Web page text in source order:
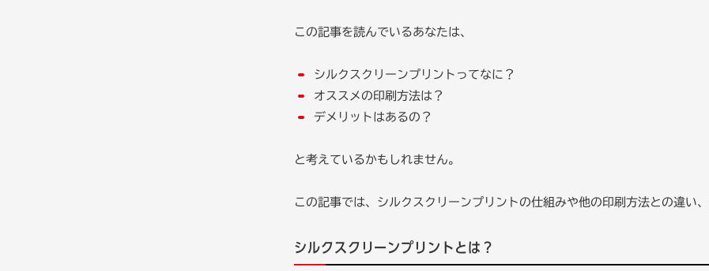
この記事を読んでいるあなたは、
シルクスクリーンプリントってなに？
オススメの印刷方法は？
デメリットはあるの？
と考えているかもしれません。
この記事では、シルクスクリーンプリントの仕組みや他の印刷方法との違い
シルクスクリーンプリントとは？